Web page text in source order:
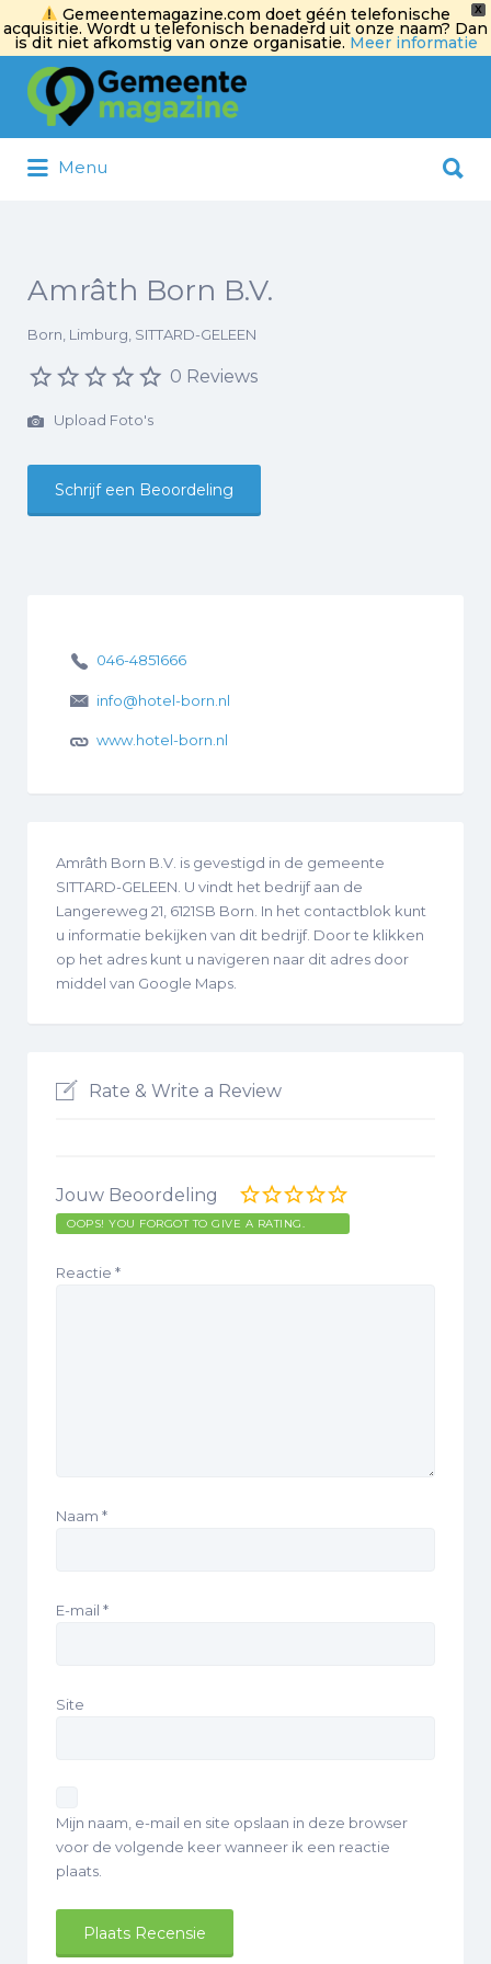
X
Gemeentemagazine.com doet géén telefonische
acquisitie. Wordt u telefonisch benaderd uit onze naam? Dan
is dit niet afkomstig van onze organisatie. Meer informatie
Zoek
naar:
Menu
naar:
Amrâth Born B.V.
Born, Limburg, SITTARD-GELEEN
0 Reviews
Upload Foto's
Schrijf een Beoordeling
046-4851666
info@hotel-born.nl
www.hotel-born.nl
Amrâth Born B.V. is gevestigd in de gemeente
SITTARD-GELEEN. U vindt het bedrijf aan de
Langereweg 21, 6121SB Born. In het contactblok kunt
u informatie bekijken van dit bedrijf. Door te klikken
op het adres kunt u navigeren naar dit adres door
middel van Google Maps.
Rate & Write a Review
Jouw Beoordeling
OOPS! YOU FORGOT TO GIVE A RATING.
Reactie *
Naam *
E-mail *
Site
Mijn naam, e-mail en site opslaan in deze browser
voor de volgende keer wanneer ik een reactie
plaats.